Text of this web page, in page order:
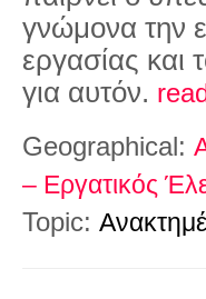
γνώμονα την
εργασίας και
για αυτόν.
Geographical:
– Εργατικός
Topic: